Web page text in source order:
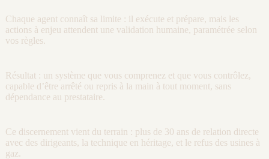
Chaque agent connaît sa limite : il exécute et prépare, mais les
actions à enjeu attendent une validation humaine, paramétrée selon
vos règles.
Résultat : un système que vous comprenez et que vous contrôlez,
capable d’être arrêté ou repris à la main à tout moment, sans
dépendance au prestataire.
Ce discernement vient du terrain : plus de 30 ans de relation directe
avec des dirigeants, la technique en héritage, et le refus des usines à
gaz.